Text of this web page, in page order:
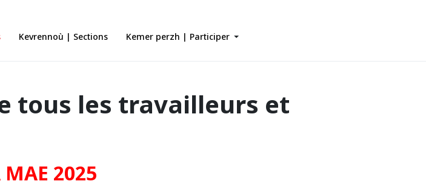
Kevrennoù | Sections Kemer perzh | Participer
tous les travailleurs et